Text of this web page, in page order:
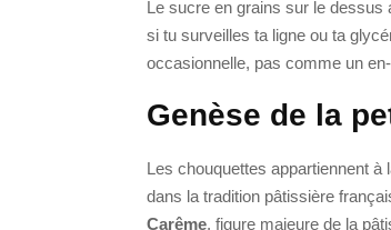
Le sucre en grains sur le
si tu surveilles ta ligne ou ta
occasionnelle, pas comme un
Genèse de la
Les chouquettes appartiennent à
dans la tradition pâtissière
Carême, figure majeure de la